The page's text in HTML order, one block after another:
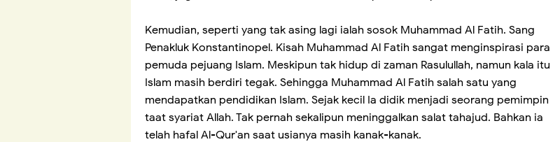
Kemudian, seperti yang tak asing lagi ialah sosok Muhammad Al Fatih. Sang
Penakluk Konstantinopel. Kisah Muhammad Al Fatih sangat menginspirasi para
pemuda pejuang Islam. Meskipun tak hidup di zaman Rasulullah, namun kala itu
Islam masih berdiri tegak. Sehingga Muhammad Al Fatih salah satu yang
mendapatkan pendidikan Islam. Sejak kecil Ia didik menjadi seorang pemimpin
taat syariat Allah. Tak pernah sekalipun meninggalkan salat tahajud. Bahkan ia
telah hafal Al-Qur'an saat usianya masih kanak-kanak.